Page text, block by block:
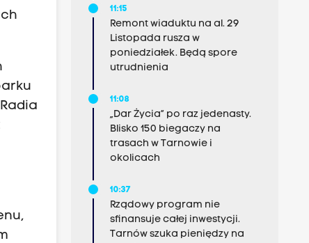
11:15
Remont wiaduktu na al. 29
Listopada rusza w
poniedziałek. Będą spore
utrudnienia
11:08
„Dar Życia” po raz jedenasty.
Blisko 150 biegaczy na
trasach w Tarnowie i
okolicach
10:37
Rządowy program nie
sfinansuje całej inwestycji.
Tarnów szuka pieniędzy na